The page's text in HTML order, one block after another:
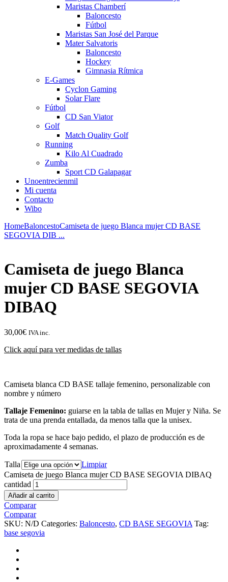
Maristas Chamberí
Baloncesto
Fútbol
Maristas San José del Parque
Mater Salvatoris
Baloncesto
Hockey
Gimnasia Rítmica
E-Games
Cyclon Gaming
Solar Flare
Fútbol
CD San Viator
Golf
Match Quality Golf
Running
Kilo Al Cuadrado
Zumba
Sport CD Galapagar
Unoentrecienmil
Mi cuenta
Contacto
Wibo
HomeBaloncestoCamiseta de juego Blanca mujer CD BASE
SEGOVIA DIB ...
Camiseta de juego Blanca
mujer CD BASE SEGOVIA
DIBAQ
30,00€ IVA inc.
Click aquí para ver medidas de tallas
Camiseta blanca CD BASE tallaje femenino, personalizable con
nombre y número
Tallaje Femenino: guiarse en la tabla de tallas en Mujer y Niña. Se
trata de una prenda entallada, da menos talla que la unisex.
Toda la ropa se hace bajo pedido, el plazo de producción es de
aproximadamente 4 semanas.
Talla
Limpiar
Camiseta de juego Blanca mujer CD BASE SEGOVIA DIBAQ
cantidad
Añadir al carrito
Comparar
Comparar
SKU: N/D Categories: Baloncesto, CD BASE SEGOVIA Tag:
base segovia